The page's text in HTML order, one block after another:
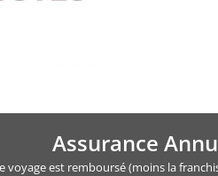
Assurance
voyage est remboursé (moins la